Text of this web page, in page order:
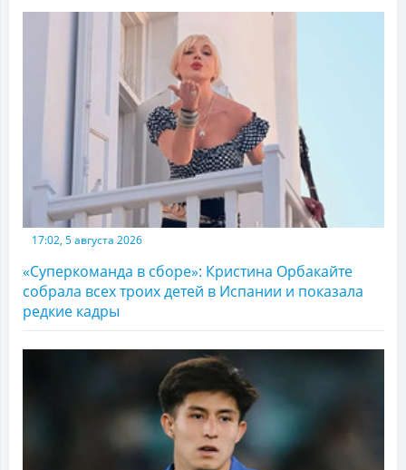
17:02, 5 августа 2026
«Суперкоманда в сборе»: Кристина Орбакайте
собрала всех троих детей в Испании и показала
редкие кадры